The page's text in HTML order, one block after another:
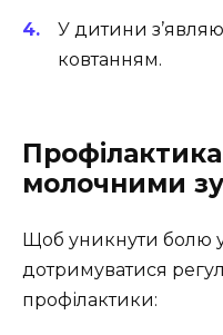
У дитини
ковтанням.
молочними
Щоб уникнути болю
дотримуватися
профілактики: